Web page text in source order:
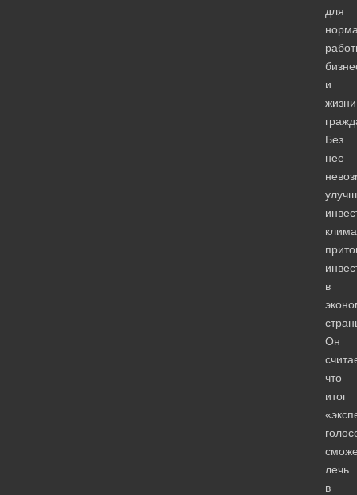
для
и
жизни
Без
нее
в
Он
что
итог
лечь
в